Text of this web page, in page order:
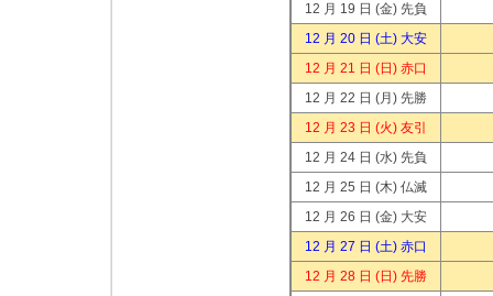
12 月 19 日 (金) 先負
12 月 20 日 (土) 大安
12 月 21 日 (日) 赤口
12 月 22 日 (月) 先勝
12 月 23 日 (火) 友引
12 月 24 日 (水) 先負
12 月 25 日 (木) 仏滅
12 月 26 日 (金) 大安
12 月 27 日 (土) 赤口
12 月 28 日 (日) 先勝